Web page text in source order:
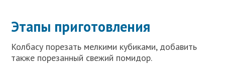
Этапы приготовления
Колбасу порезать мелкими кубиками, добавить
также порезанный свежий помидор.